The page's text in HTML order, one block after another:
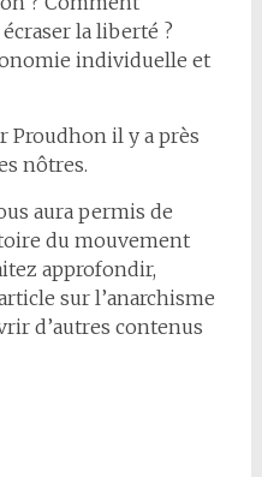
la liberté ?
individuelle et
Proudhon il y a près
nôtres.
aura permis de
du mouvement
approfondir,
sur l’anarchisme
d’autres contenus